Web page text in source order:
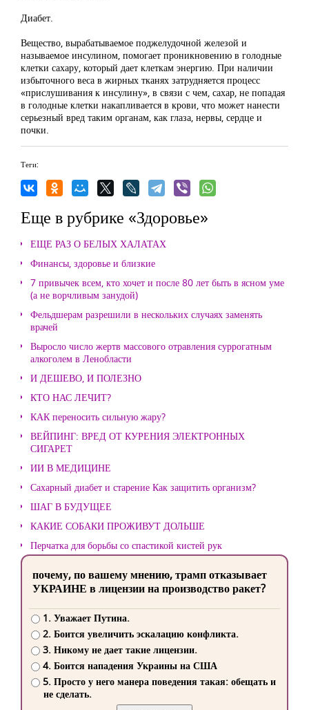
Диабет.
Вещество, вырабатываемое поджелудочной железой и
называемое инсулином, помогает проникновению в голодные
клетки сахару, который дает клеткам энергию. При наличии
избыточного веса в жирных тканях затрудняется процесс
«прислушивания к инсулину», в связи с чем, сахар, не попадая
в голодные клетки накапливается в крови, что может нанести
серьезный вред таким органам, как глаза, нервы, сердце и
почки.
Теги:
Еще в рубрике «Здоровье»
ЕЩЕ РАЗ О БЕЛЫХ ХАЛАТАХ
Финансы, здоровье и близкие
7 привычек всем, кто хочет и после 80 лет быть в ясном уме
(а не ворчливым занудой)
Фельдшерам разрешили в нескольких случаях заменять
врачей
Выросло число жертв массового отравления суррогатным
алкоголем в Ленобласти
И ДЕШЕВО, И ПОЛЕЗНО
КТО НАС ЛЕЧИТ?
КАК переносить сильную жару?
ВЕЙПИНГ: ВРЕД ОТ КУРЕНИЯ ЭЛЕКТРОННЫХ
СИГАРЕТ
ИИ В МЕДИЦИНЕ
Сахарный диабет и старение Как защитить организм?
ШАГ В БУДУЩЕЕ
КАКИЕ СОБАКИ ПРОЖИВУТ ДОЛЬШЕ
Перчатка для борьбы со спастикой кистей рук
почему, по вашему мнению, трамп отказывает
УКРАИНЕ в лицензии на производство ракет?
1. Уважает Путина.
2. Боится увеличить эскалацию конфликта.
3. Никому не дает такие лицензии.
4. Боится нападения Украины на США
5. Просто у него манера поведения такая: обещать и
не сделать.